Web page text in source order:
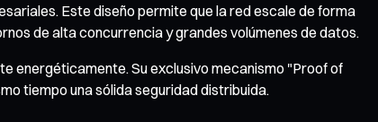
Este diseño permite que la red escale de forma
de alta concurrencia y grandes volúmenes de datos.
energéticamente. Su exclusivo mecanismo "Proof of
tiempo una sólida seguridad distribuida.